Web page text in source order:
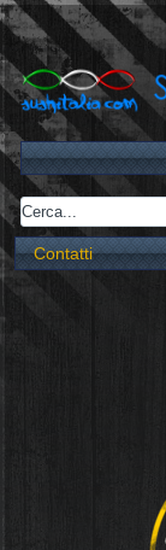
Contatti